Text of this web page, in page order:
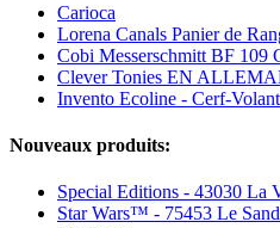
Carioca
Lorena Canals Panier de
Cobi Messerschmitt BF 109
Clever Tonies EN
Invento Ecoline - Cerf-
Nouveaux produits:
Special Editions - 43030 La
Star Wars™ - 75453 Le